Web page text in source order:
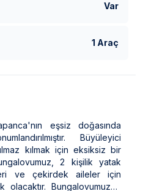
Var
1 Araç
eşsiz doğasında
Büyüleyici
kılmak için eksiksiz bir
2 kişilik yatak
ve çekirdek aileler için
Bungalovumuzda